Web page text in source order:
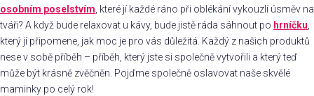
v
k
y
v
ý
osobním poselstvím , které jí každé ráno při oblékání vykouzlí úsměv na
tváři? A když bude relaxovat u kávy, bude jistě ráda sáhnout po hrníčku
který jí připomene, jak moc je pro vás důležitá. Každý z našich produktů
nese v sobě příběh – příběh, který jste si společně vytvořili a který teď
může být krásně zvěčněn. Pojďme společně oslavovat naše skvělé
maminky po celý rok!